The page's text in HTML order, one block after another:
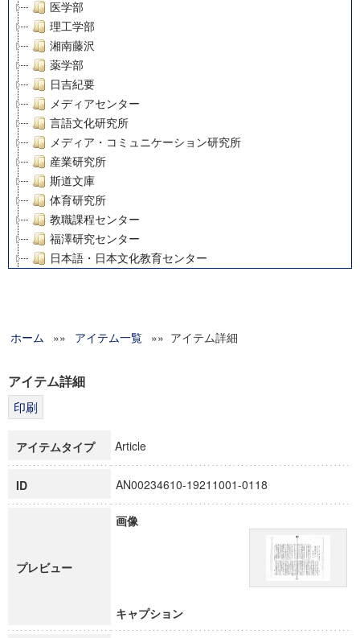
医学部
理工学部
湘南藤沢
薬学部
日吉紀要
メディアセンター
言語文化研究所
メディア・コミュニケーション研究所
産業研究所
斯道文庫
体育研究所
教職課程センター
福澤研究センター
日本語・日本文化教育センター
グローバルリサーチインスティテュート
科学研究費補助金研究成果報告書
博士課程教育リーディングプログラム「超成熟社会発展のサ
ホーム »» アイテム一覧 »» アイテム詳細
アイテム詳細
アイテムタイプ Article
ID AN00234610-19211001-0118
プレビュー
画像
キャプション